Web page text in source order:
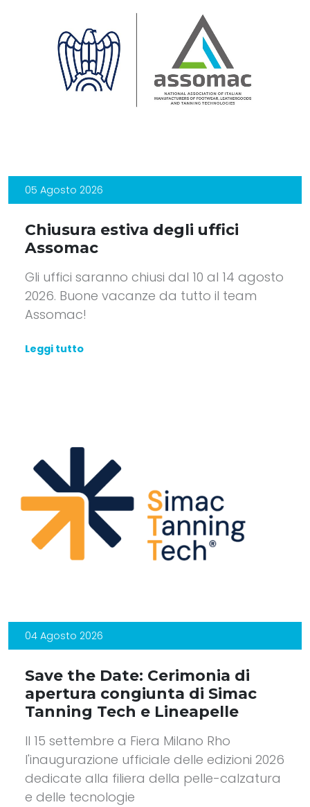
05 Agosto 2026
Chiusura estiva degli uffici
Assomac
Gli uffici saranno chiusi dal 10 al 14 agosto
2026. Buone vacanze da tutto il team
Assomac!
Leggi tutto
04 Agosto 2026
Save the Date: Cerimonia di
apertura congiunta di Simac
Tanning Tech e Lineapelle
Il 15 settembre a Fiera Milano Rho
l'inaugurazione ufficiale delle edizioni 2026
dedicate alla filiera della pelle-calzatura
e delle tecnologie